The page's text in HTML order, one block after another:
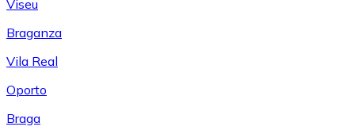
Viseu
Braganza
Vila Real
Oporto
Braga